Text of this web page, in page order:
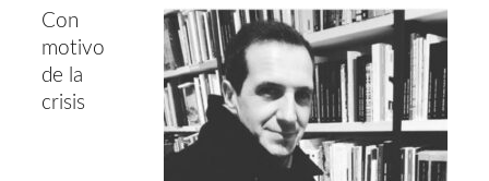
Con
motivo
de la
crisis